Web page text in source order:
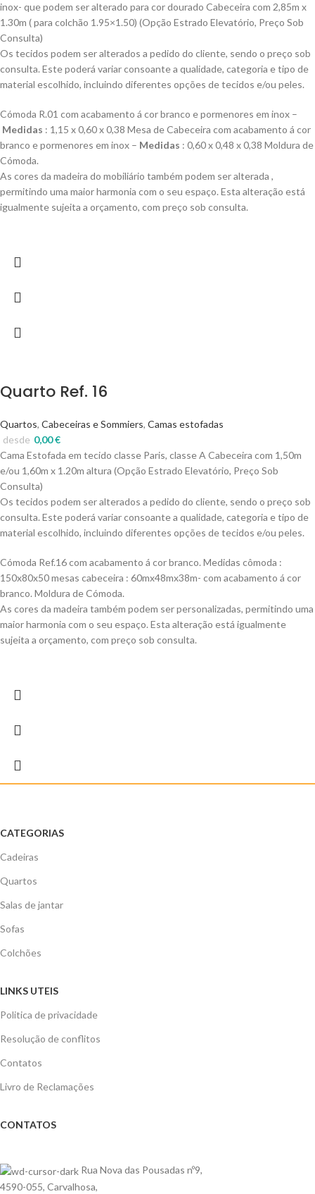
inox- que podem ser alterado para cor dourado Cabeceira com 2,85m x
1.30m ( para colchão 1.95×1.50) (Opção Estrado Elevatório, Preço Sob
Consulta)
Os tecidos podem ser alterados a pedido do cliente, sendo o preço sob
consulta. Este poderá variar consoante a qualidade, categoria e tipo de
material escolhido, incluindo diferentes opções de tecidos e/ou peles.
Cómoda R.01 com acabamento á cor branco e pormenores em inox –
Medidas : 1,15 x 0,60 x 0,38 Mesa de Cabeceira com acabamento á cor
branco e pormenores em inox – Medidas : 0,60 x 0,48 x 0,38 Moldura de
Cómoda.
As cores da madeira do mobiliário também podem ser alterada ,
permitindo uma maior harmonia com o seu espaço. Esta alteração está
igualmente sujeita a orçamento, com preço sob consulta.
Quarto Ref. 16
Quartos, Cabeceiras e Sommiers, Camas estofadas
0,00€
desde
Cama Estofada em tecido classe Paris, classe A Cabeceira com 1,50m
e/ou 1,60m x 1.20m altura (Opção Estrado Elevatório, Preço Sob
Consulta)
Os tecidos podem ser alterados a pedido do cliente, sendo o preço sob
consulta. Este poderá variar consoante a qualidade, categoria e tipo de
material escolhido, incluindo diferentes opções de tecidos e/ou peles.
Cómoda Ref.16 com acabamento á cor branco. Medidas cômoda :
150x80x50 mesas cabeceira : 60mx48mx38m- com acabamento á cor
branco. Moldura de Cómoda.
As cores da madeira também podem ser personalizadas, permitindo uma
maior harmonia com o seu espaço. Esta alteração está igualmente
sujeita a orçamento, com preço sob consulta.
CATEGORIAS
Cadeiras
Quartos
Salas de jantar
Sofas
Colchões
LINKS UTEIS
Politica de privacidade
Resolução de conflitos
Contatos
Livro de Reclamações
CONTATOS
Rua Nova das Pousadas nº9,
4590-055, Carvalhosa,